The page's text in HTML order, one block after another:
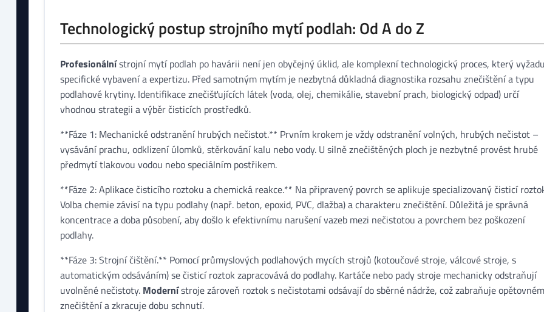
Technologický postup strojního mytí podlah: Od A do Z
Profesionálnístrojní mytí podlah po havárii není jen obyčejný úklid, ale komplexní technologický proces, který
specifické vybavení a expertizu. Před samotným mytím je nezbytná důkladná diagnostika rozsahu znečištění a typu
podlahové krytiny. Identifikace znečišťujících látek (voda, olej, chemikálie, stavební prach, biologický odpad) určí
vhodnou strategii a výběr čisticích prostředků.
**Fáze 1: Mechanické odstranění hrubých nečistot.** Prvním krokem je vždy odstranění volných, hrubých nečistot –
vysávání prachu, odklizení úlomků, stěrkování kalu nebo vody. U silně znečištěných ploch je nezbytné provést hrubé
předmytí tlakovou vodou nebo speciálním postřikem.
**Fáze 2: Aplikace čisticího roztoku a chemická reakce.** Na připravený povrch se aplikuje specializovaný čisticí
Volba chemie závisí na typu podlahy (např. beton, epoxid, PVC, dlažba) a charakteru znečištění. Důležitá je správná
koncentrace a doba působení, aby došlo k efektivnímu narušení vazeb mezi nečistotou a povrchem bez poškození
podlahy.
**Fáze 3: Strojní čištění.** Pomocí průmyslových podlahových mycích strojů (kotoučové stroje, válcové stroje, s
automatickým odsáváním) se čisticí roztok zapracovává do podlahy. Kartáče nebo pady stroje mechanicky odstraňují
uvolněné nečistoty. Modernístroje zároveň roztok s nečistotami odsávají do sběrné nádrže, což zabraňuje
znečištění a zkracuje dobu schnutí.